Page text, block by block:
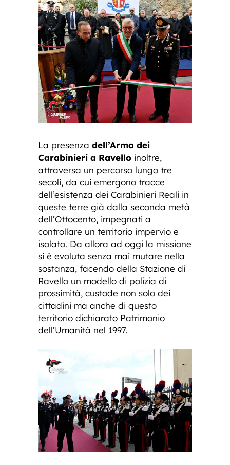
La presenza dell’Arma dei
Carabinieri a Ravello inoltre,
attraversa un percorso lungo tre
secoli, da cui emergono tracce
dell’esistenza dei Carabinieri Reali in
queste terre già dalla seconda metà
dell’Ottocento, impegnati a
controllare un territorio impervio e
isolato. Da allora ad oggi la missione
si è evoluta senza mai mutare nella
sostanza, facendo della Stazione di
Ravello un modello di polizia di
prossimità, custode non solo dei
cittadini ma anche di questo
territorio dichiarato Patrimonio
dell’Umanità nel 1997.